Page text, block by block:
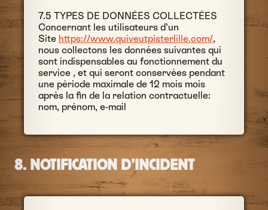
7.5 TYPES DE DONNÉES COLLECTÉES
Concernant les utilisateurs d’un
Site https://www.quiveutpisterlille.com/,
nous collectons les données suivantes qui
sont indispensables au fonctionnement du
service , et qui seront conservées pendant
une période maximale de 12 mois mois
après la fin de la relation contractuelle:
nom, prénom, e-mail
8. NOTIFICATION D’INCIDENT